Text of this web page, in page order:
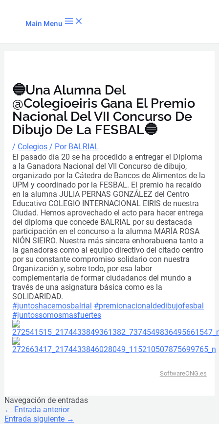
Main Menu
🔵Una Alumna Del
@colegioeiris Gana El Premio
Nacional Del VII Concurso De
Dibujo De La FESBAL🔵
/ Colegios / Por BALRIAL
El pasado día 20 se ha procedido a entregar el Diploma
a la Ganadora Nacional del VII Concurso de dibujo,
organizado por la Cátedra de Bancos de Alimentos de la
UPM y coordinado por la FESBAL. El premio ha recaído
en la alumna JULIA PERNAS GONZÁLEZ del Centro
Educativo COLEGIO INTERNACIONAL EIRIS de nuestra
Ciudad. Hemos aprovechado el acto para hacer entrega
del diploma que concede BALRIAL por su destacada
participación en el concurso a la alumna MARÍA ROSA
NIÓN SIEIRO. Nuestra más sincera enhorabuena tanto a
la ganadoras como al equipo directivo del citado centro
por su constante compromiso solidario con nuestra
Organización y, sobre todo, por esa labor
complementaria de formar ciudadanos del mundo a
través de una asignatura básica como es la
SOLIDARIDAD.
#juntoshacemosbalrial #premionacionaldedibujofesbal
#juntossomosmasfuertes
SoftwareONG.es
Navegación de entradas
← Entrada anterior
Entrada siguiente →